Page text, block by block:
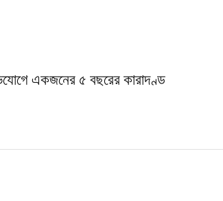
একজনের ৫ বছরের কারাদণ্ড